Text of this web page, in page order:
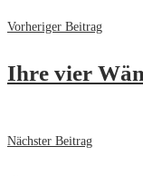
Vorheriger Beitrag
Ihre vier
Nächster Beitrag